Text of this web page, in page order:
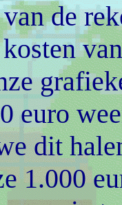
de
euro
dit
1.000